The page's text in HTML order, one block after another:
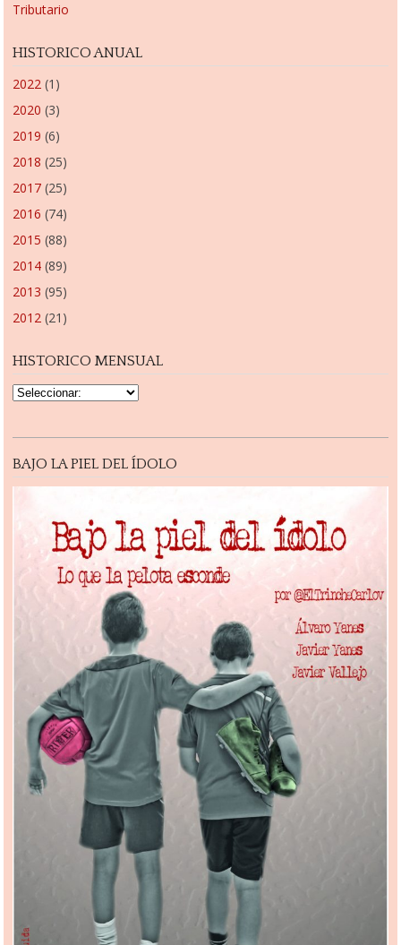
Tributario
HISTORICO ANUAL
2022 (1)
2020 (3)
2019 (6)
2018 (25)
2017 (25)
2016 (74)
2015 (88)
2014 (89)
2013 (95)
2012 (21)
HISTORICO MENSUAL
BAJO LA PIEL DEL ÍDOLO